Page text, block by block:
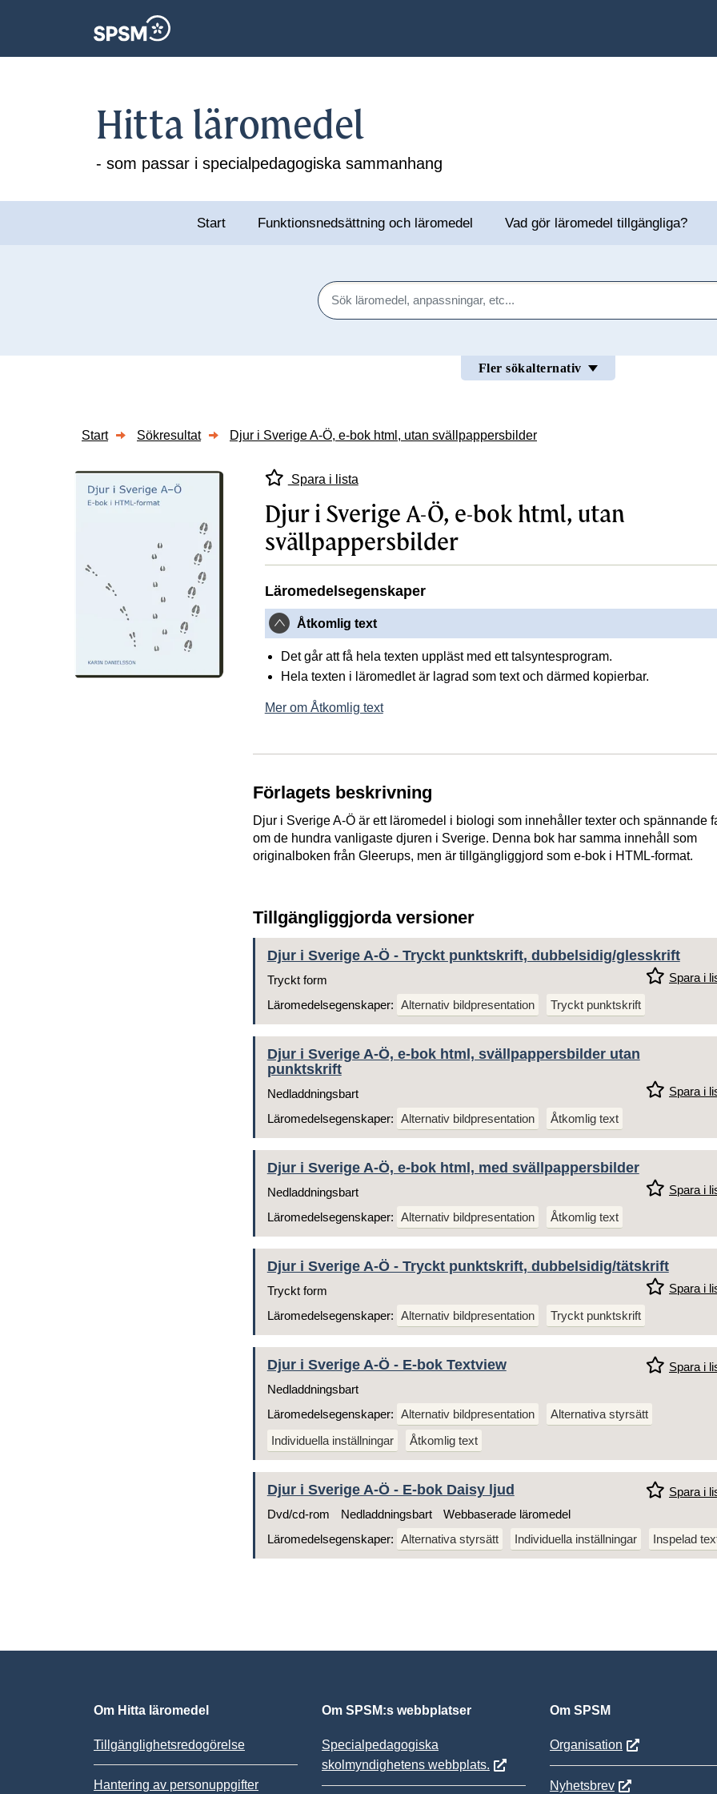
Hitta läromedel
- som passar i specialpedagogiska sammanhang
Start Funktionsnedsättning och läromedel Vad gör läromedel tillgängliga?
Sök
Fler sökalternativ
Start Sökresultat Djur i Sverige A-Ö, e-bok html, utan svällpappersbilder
Spara i lista
Djur i Sverige A-Ö, e-bok html, utan
svällpappersbilder
Läromedelsegenskaper
Åtkomlig text
Det går att få hela texten uppläst med ett talsyntesprogram.
Hela texten i läromedlet är lagrad som text och därmed kopierbar.
Mer om Åtkomlig text
Förlagets beskrivning
Djur i Sverige A-Ö är ett läromedel i biologi som innehåller texter och spännande
om de hundra vanligaste djuren i Sverige. Denna bok har samma innehåll som
originalboken från Gleerups, men är tillgängliggjord som e-bok i HTML-format.
Tillgängliggjorda versioner
Djur i Sverige A-Ö - Tryckt punktskrift, dubbelsidig/glesskrift
Spara i
Tryckt form
Läromedelsegenskaper: Alternativ bildpresentation Tryckt punktskrift
Djur i Sverige A-Ö, e-bok html, svällpappersbilder utan
punktskrift
Spara i
Nedladdningsbart
Läromedelsegenskaper: Alternativ bildpresentation Åtkomlig text
Djur i Sverige A-Ö, e-bok html, med svällpappersbilder
Spara i
Nedladdningsbart
Läromedelsegenskaper: Alternativ bildpresentation Åtkomlig text
Djur i Sverige A-Ö - Tryckt punktskrift, dubbelsidig/tätskrift
Spara i
Tryckt form
Läromedelsegenskaper: Alternativ bildpresentation Tryckt punktskrift
Djur i Sverige A-Ö - E-bok Textview
Spara i
Nedladdningsbart
Läromedelsegenskaper: Alternativ bildpresentation
Alternativa styrsätt
Individuella inställningar
Åtkomlig text
Djur i Sverige A-Ö - E-bok Daisy ljud
Spara i
Dvd/cd-rom
Nedladdningsbart
Webbaserade läromedel
Läromedelsegenskaper: Alternativa styrsätt Individuella inställningar Inspelad
Om Hitta läromedel
Tillgänglighetsredogörelse
Hantering av personuppgifter
Om SPSM:s webbplatser
Specialpedagogiska
skolmyndighetens webbplats.
Om SPSM
Organisation
Nyhetsbrev